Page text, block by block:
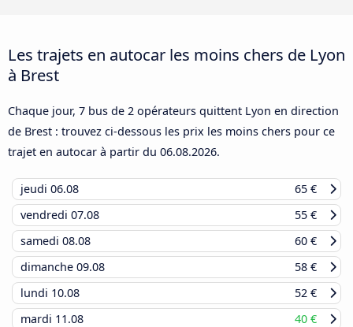
Les trajets en autocar les moins chers de Lyon
à Brest
Chaque jour, 7 bus de 2 opérateurs quittent Lyon en direction
de Brest : trouvez ci-dessous les prix les moins chers pour ce
trajet en autocar à partir du 06.08.2026.
jeudi 06.08
65 €
vendredi 07.08
55 €
samedi 08.08
60 €
dimanche 09.08
58 €
lundi 10.08
52 €
mardi 11.08
40 €